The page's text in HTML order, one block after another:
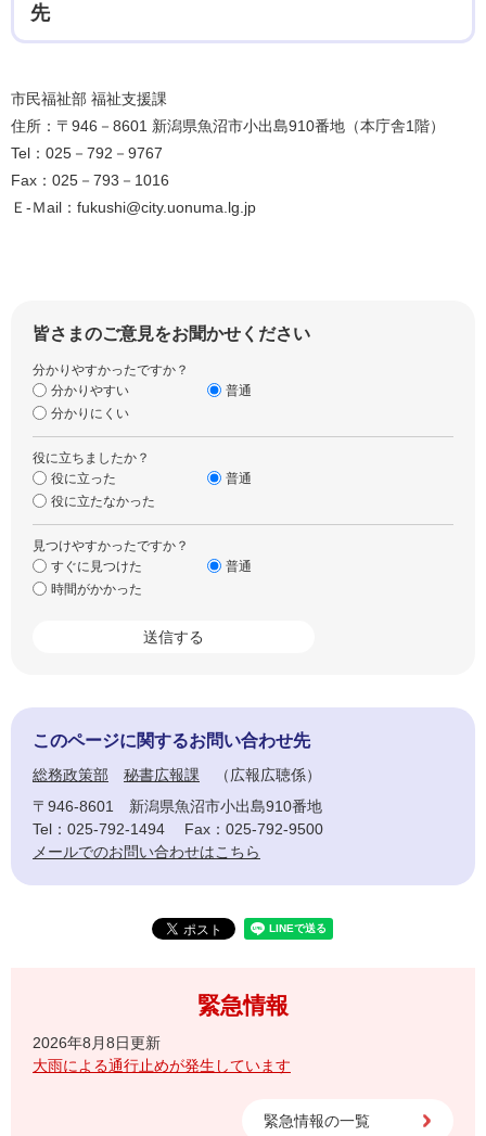
先
市民福祉部 福祉支援課
住所：〒946－8601 新潟県魚沼市小出島910番地（本庁舎1階）
Tel：025－792－9767
Fax：025－793－1016
Ｅ-Ｍail：fukushi@city.uonuma.lg.jp
皆さまのご意見をお聞かせください
分かりやすかったですか？
分かりやすい
普通
分かりにくい
役に立ちましたか？
役に立った
普通
役に立たなかった
見つけやすかったですか？
すぐに見つけた
普通
時間がかかった
このページに関するお問い合わせ先
総務政策部 秘書広報課
広報広聴係
〒946-8601
新潟県魚沼市小出島910番地
Tel：025-792-1494
Fax：025-792-9500
メールでのお問い合わせはこちら
緊急情報
2026年8月8日更新
大雨による通行止めが発生しています
緊急情報の一覧